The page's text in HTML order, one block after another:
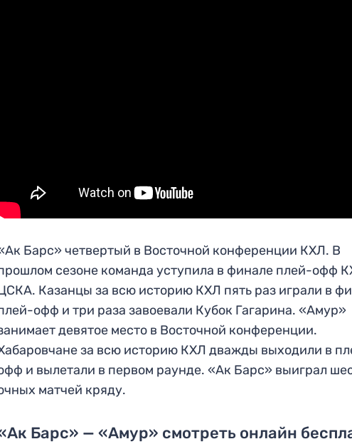
Барс» четвертый в Восточной конференции КХЛ. В
сезоне команда уступила в финале плей-офф
Казанцы за всю историю КХЛ пять раз играли в
офф и три раза завоевали Кубок Гагарина. «Амур»
девятое место в Восточной конференции.
за всю историю КХЛ дважды выходили в
и вылетали в первом раунде. «Ак Барс» выиграл
матчей кряду.
Барс» — «Амур» смотреть онлайн